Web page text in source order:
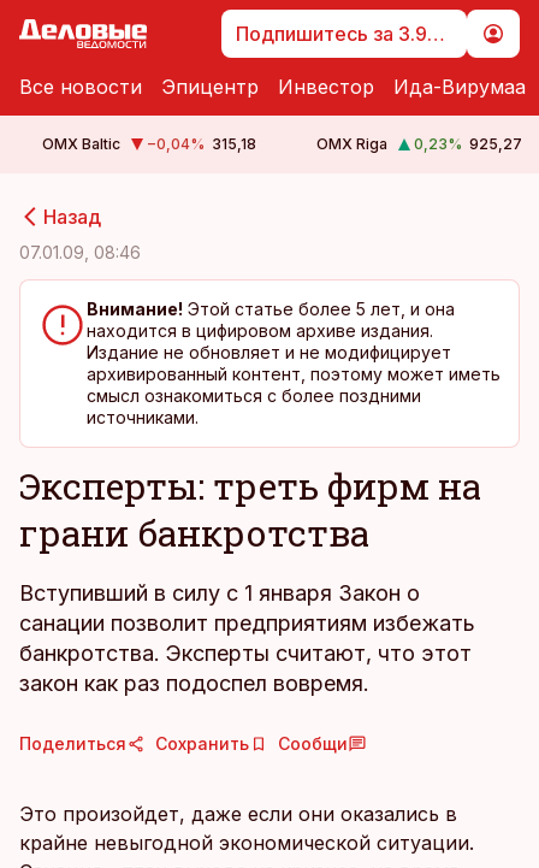
Подпишитесь за 3.99 €
Все новости Эпицентр Инвестор Ида-Вирумаа
OMX Baltic −0,04% 315,18 OMX Riga 0,23% 925,27
Назад
07.01.09, 08:46
Внимание! Этой статье более 5 лет, и она
находится в цифировом архиве издания.
Издание не обновляет и не модифицирует
архивированный контент, поэтому может иметь
смысл ознакомиться с более поздними
источниками.
Эксперты: треть фирм на
грани банкротства
Вступивший в силу с 1 января Закон о
санации позволит предприятиям избежать
банкротства. Эксперты считают, что этот
закон как раз подоспел вовремя.
Поделиться Сохранить Сообщи
Это произойдет, даже если они оказались в
крайне невыгодной экономической ситуации.